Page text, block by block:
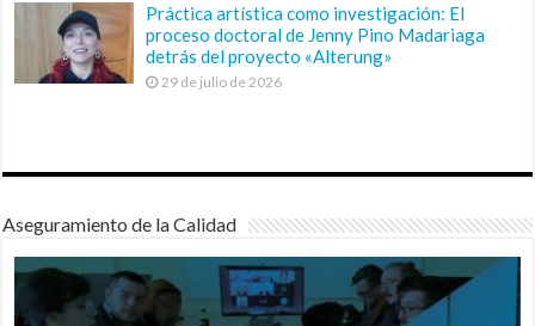
Práctica artística como investigación: El
proceso doctoral de Jenny Pino Madariaga
detrás del proyecto «Alterung»
29 de julio de 2026
Aseguramiento de la Calidad